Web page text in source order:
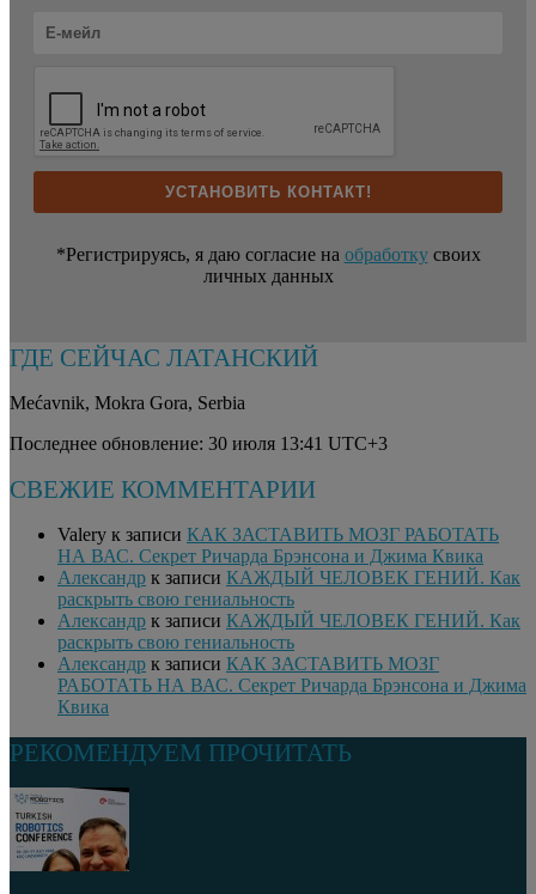
*Регистрируясь, я даю согласие на обработкусвоих
личных данных
ГДЕ СЕЙЧАС ЛАТАНСКИЙ
Mećavnik, Mokra Gora, Serbia
Последнее обновление: 30 июля 13:41 UTC+3
СВЕЖИЕ КОММЕНТАРИИ
Valery к записи КАК ЗАСТАВИТЬ МОЗГ РАБОТАТЬ
НА ВАС. Секрет Ричарда Брэнсона и Джима Квика
Александр к записи КАЖДЫЙ ЧЕЛОВЕК ГЕНИЙ. Как
раскрыть свою гениальность
Александр к записи КАЖДЫЙ ЧЕЛОВЕК ГЕНИЙ. Как
раскрыть свою гениальность
Александр к записи КАК ЗАСТАВИТЬ МОЗГ
РАБОТАТЬ НА ВАС. Секрет Ричарда Брэнсона и Джима
Квика
РЕКОМЕНДУЕМ ПРОЧИТАТЬ